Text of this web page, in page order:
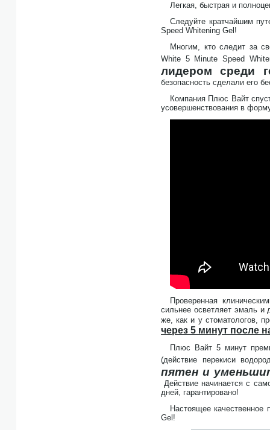
Легкая, быстрая и
Следуйте кратчайшим
Speed Whitening Gel!
Многим, кто следит за
White 5 Minute Speed
лидером среди
безопасность сделали его
Компания Плюс Вайт
усовершенствования в
Проверенная
сильнее осветляет эмаль
же, как и у стоматологов,
через 5 минут после
Плюс Вайт 5 минут
(действие перекиси
пятен и
Действие начинается с
дней, гарантировано!
Настоящее
Gel!